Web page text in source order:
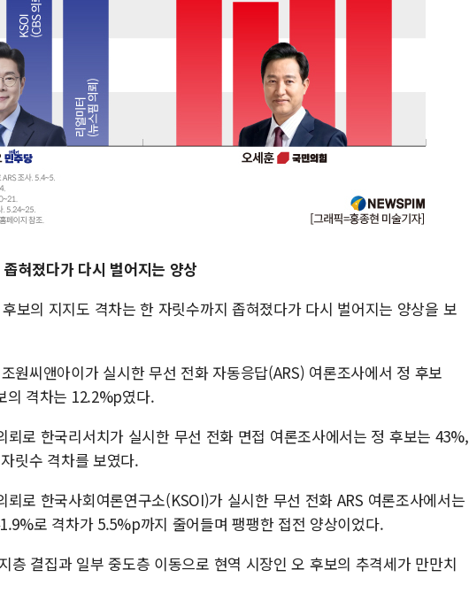
혀졌다가 다시 벌어지는 양상
보의 지지도 격차는 한 자릿수까지 좁혀졌다가 다시 벌어지는 양상을 보
원씨앤아이가 실시한 무선 전화 자동응답(ARS) 여론조사에서 정 후보
의 격차는 12.2%p였다.
뢰로 한국리서치가 실시한 무선 전화 면접 여론조사에서는 정 후보는 43%,
릿수 격차를 보였다.
뢰로 한국사회여론연구소(KSOI)가 실시한 무선 전화 ARS 여론조사에서는
로 격차가 5.5%p까지 줄어들며 팽팽한 접전 양상이었다.
층 결집과 일부 중도층 이동으로 현역 시장인 오 후보의 추격세가 만만치